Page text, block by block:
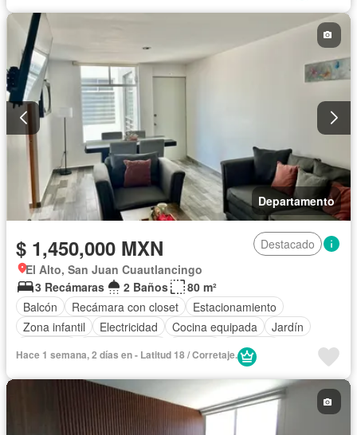
Departamento
$ 1,450,000 MXN
Destacado
El Alto, San Juan Cuautlancingo
3 Recámaras
2 Baños
80 m²
Balcón
Recámara con closet
Estacionamiento
Zona infantil
Electricidad Cocina equipada
Jardín
Elevador
Hace 1 semana, 2 días en - Latitud 18 / Corretaje.